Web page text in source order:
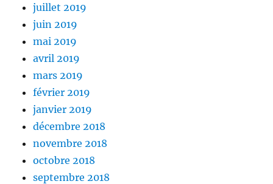
juillet 2019
juin 2019
mai 2019
avril 2019
mars 2019
février 2019
janvier 2019
décembre 2018
novembre 2018
octobre 2018
septembre 2018